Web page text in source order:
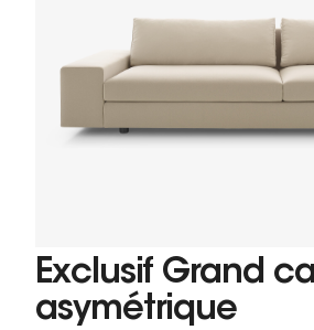
Exclusif Grand
asymétrique